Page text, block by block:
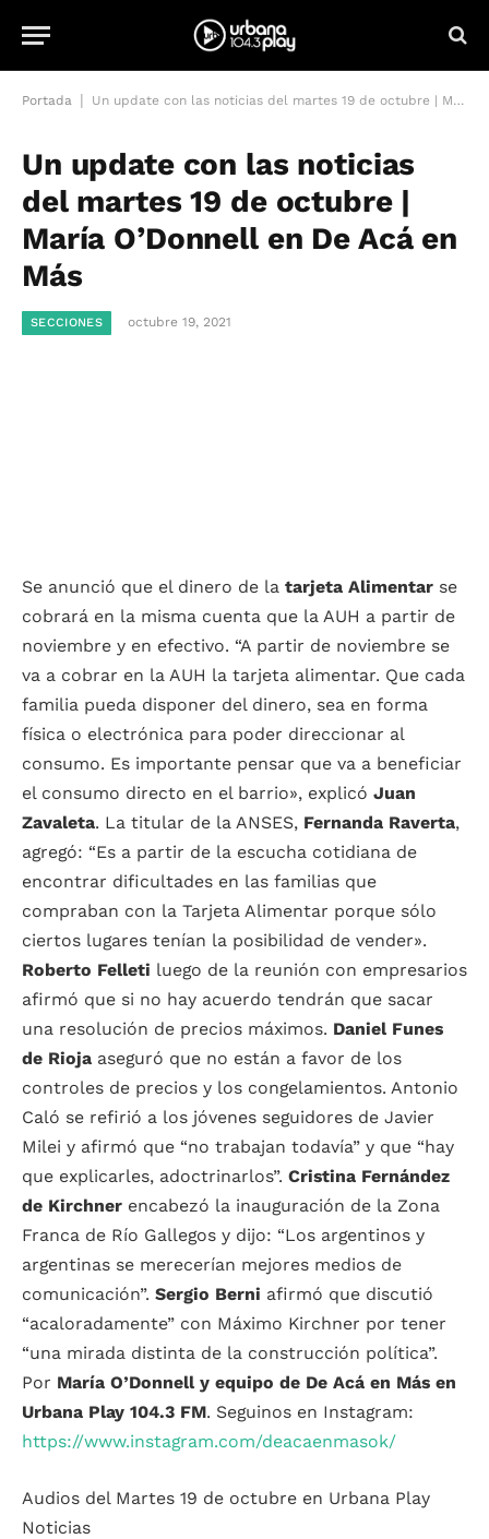
Portada Un update con las noticias del martes 19 de octubre | María O’Donnell en De Acá en Más
Un update con las noticias
del martes 19 de octubre |
María O’Donnell en De Acá en
Más
SECCIONES octubre 19, 2021
Se anunció que el dinero de la tarjeta Alimentar se
cobrará en la misma cuenta que la AUH a partir de
noviembre y en efectivo. “A partir de noviembre se
va a cobrar en la AUH la tarjeta alimentar. Que cada
familia pueda disponer del dinero, sea en forma
física o electrónica para poder direccionar al
consumo. Es importante pensar que va a beneficiar
el consumo directo en el barrio», explicó Juan
Zavaleta. La titular de la ANSES, Fernanda Raverta,
agregó: “Es a partir de la escucha cotidiana de
encontrar dificultades en las familias que
compraban con la Tarjeta Alimentar porque sólo
ciertos lugares tenían la posibilidad de vender».
Roberto Felleti luego de la reunión con empresarios
afirmó que si no hay acuerdo tendrán que sacar
una resolución de precios máximos. Daniel Funes
de Rioja aseguró que no están a favor de los
controles de precios y los congelamientos. Antonio
Caló se refirió a los jóvenes seguidores de Javier
Milei y afirmó que “no trabajan todavía” y que “hay
que explicarles, adoctrinarlos”. Cristina Fernández
de Kirchner encabezó la inauguración de la Zona
Franca de Río Gallegos y dijo: “Los argentinos y
argentinas se merecerían mejores medios de
comunicación”. Sergio Berni afirmó que discutió
“acaloradamente” con Máximo Kirchner por tener
“una mirada distinta de la construcción política”.
Por María O’Donnell y equipo de De Acá en Más en
Urbana Play 104.3 FM. Seguinos en Instagram:
https://www.instagram.com/deacaenmasok/
Audios del Martes 19 de octubre en Urbana Play
Noticias